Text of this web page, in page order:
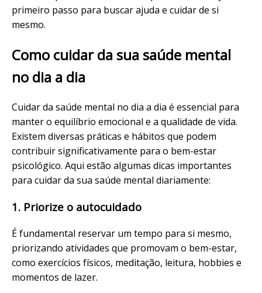
primeiro passo para buscar ajuda e cuidar de si
mesmo.
Como cuidar da sua saúde mental
no dia a dia
Cuidar da saúde mental no dia a dia é essencial para
manter o equilíbrio emocional e a qualidade de vida.
Existem diversas práticas e hábitos que podem
contribuir significativamente para o bem-estar
psicológico. Aqui estão algumas dicas importantes
para cuidar da sua saúde mental diariamente:
1. Priorize o autocuidado
É fundamental reservar um tempo para si mesmo,
priorizando atividades que promovam o bem-estar,
como exercícios físicos, meditação, leitura, hobbies e
momentos de lazer.